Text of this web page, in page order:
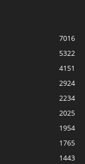
7016
5322
4151
2924
2234
2025
1954
1765
1443